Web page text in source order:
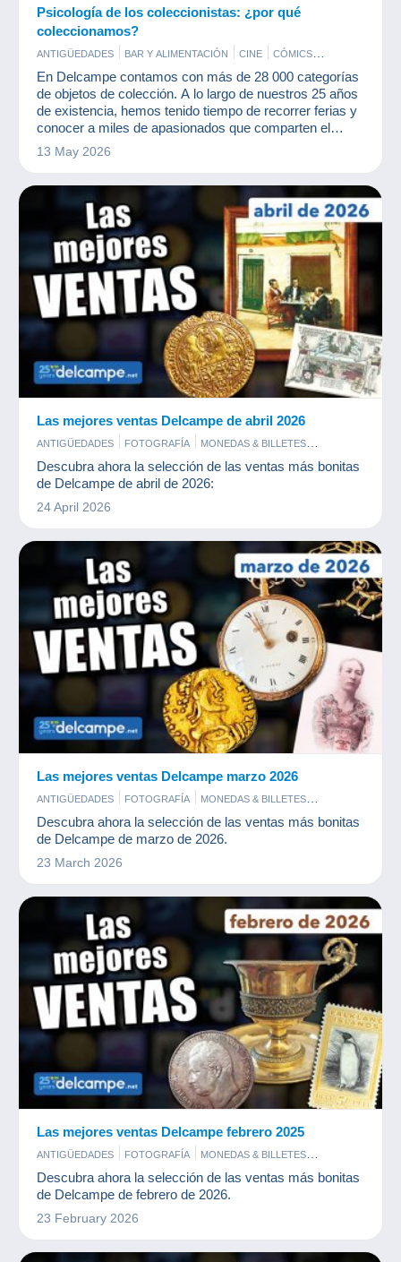
Psicología de los coleccionistas: ¿por qué
coleccionamos?
ANTIGÜEDADES BAR Y ALIMENTACIÓN CINE
CÓMICS
DOCUMENTOS ANTIGUOS
JUEGOS
MILITARES
MONEDAS & BILLETES
PERFUMES POSTALES
PUBLICIDAD
SELLOS
VINILES
En Delcampe contamos con más de 28 000 categorías
de objetos de colección. A lo largo de nuestros 25 años
de existencia, hemos tenido tiempo de recorrer ferias y
conocer a miles de apasionados que comparten el
mismo placer: el coleccionismo.
13 May 2026
Las mejores ventas Delcampe de abril 2026
ANTIGÜEDADES FOTOGRAFÍA
MONEDAS & BILLETES
POSTALES
SELLOS
Descubra ahora la selección de las ventas más bonitas
de Delcampe de abril de 2026:
24 April 2026
Las mejores ventas Delcampe marzo 2026
ANTIGÜEDADES FOTOGRAFÍA
MONEDAS & BILLETES
POSTALES
SELLOS
Descubra ahora la selección de las ventas más bonitas
de Delcampe de marzo de 2026.
23 March 2026
Las mejores ventas Delcampe febrero 2025
ANTIGÜEDADES FOTOGRAFÍA
MONEDAS & BILLETES
POSTALES
SELLOS
Descubra ahora la selección de las ventas más bonitas
de Delcampe de febrero de 2026.
23 February 2026